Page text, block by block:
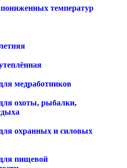
температур
медработников
охоты, рыбалки,
охранных и силовых
пищевой